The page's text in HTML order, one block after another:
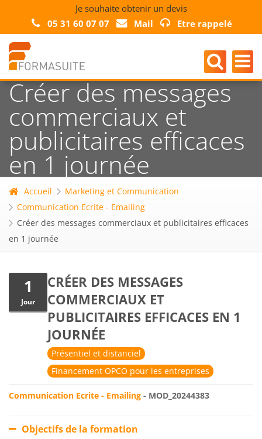
Je souhaite obtenir un devis
05 31 60 07 07
Mail Etre rappelé
Créer des messages
commerciaux et
publicitaires efficaces
en 1 journée
Accueil
Marketing et Communication
Communication Ecrite - Emailing
Créer des messages commerciaux et publicitaires efficaces
en 1 journée
1
Jour
CRÉER DES MESSAGES
COMMERCIAUX ET
PUBLICITAIRES EFFICACES EN 1
JOURNÉE
Présentiel et distanciel
Financement OPCO pour les entreprises
Communication Ecrite - Emailing - MOD_20244383
Objectifs de la formation